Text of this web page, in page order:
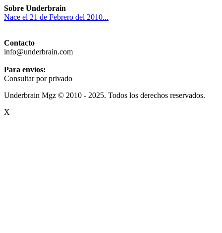
Sobre Underbrain
Nace el 21 de Febrero del 2010...
Contacto
info@underbrain.com
Para envíos:
Consultar por privado
Underbrain Mgz © 2010 - 2025. Todos los derechos reservados.
X